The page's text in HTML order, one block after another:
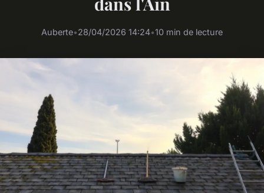
Auberte•28/04/2026 14:24•10 min de lecture